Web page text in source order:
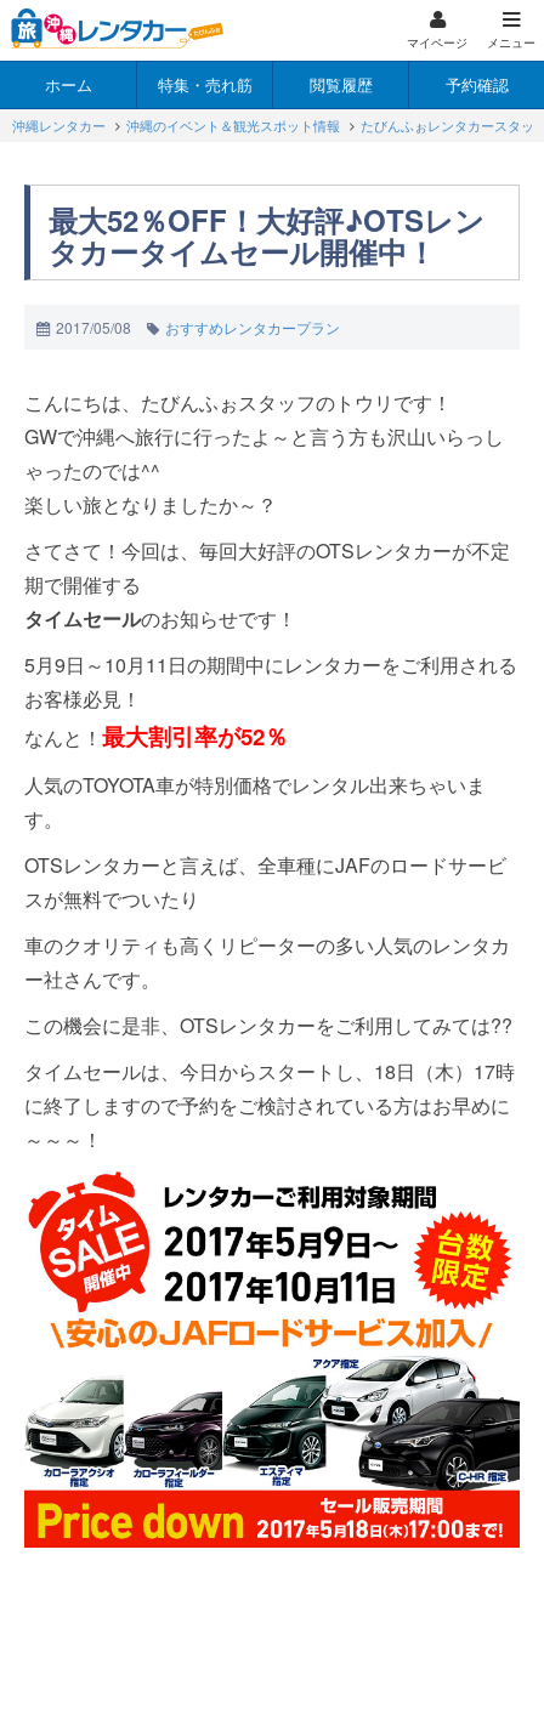
マイページ メニュー
ホーム 特集・売れ筋 閲覧履歴 予約確認
沖縄レンタカー 沖縄のイベント＆観光スポット情報 たびんふぉレンタカースタッ
最大52％OFF！大好評♪OTSレン
タカータイムセール開催中！
2017/05/08 おすすめレンタカープラン
こんにちは、たびんふぉスタッフのトウリです！
GWで沖縄へ旅行に行ったよ～と言う方も沢山いらっし
ゃったのでは^^
楽しい旅となりましたか～？
さてさて！今回は、毎回大好評のOTSレンタカーが不定
期で開催する
タイムセールのお知らせです！
5月9日～10月11日の期間中にレンタカーをご利用される
お客様必見！
なんと！ 最大割引率が52％
人気のTOYOTA車が特別価格でレンタル出来ちゃいま
す。
OTSレンタカーと言えば、全車種にJAFのロードサービ
スが無料でついたり
車のクオリティも高くリピーターの多い人気のレンタカ
ー社さんです。
この機会に是非、OTSレンタカーをご利用してみては??
タイムセールは、今日からスタートし、18日（木）17時
に終了しますので予約をご検討されている方はお早めに
～～～！